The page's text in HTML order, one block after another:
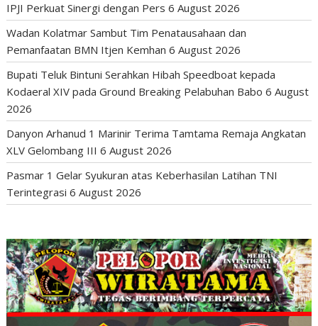
IPJI Perkuat Sinergi dengan Pers 6 August 2026
Wadan Kolatmar Sambut Tim Penatausahaan dan
Pemanfaatan BMN Itjen Kemhan 6 August 2026
Bupati Teluk Bintuni Serahkan Hibah Speedboat kepada
Kodaeral XIV pada Ground Breaking Pelabuhan Babo 6 August
2026
Danyon Arhanud 1 Marinir Terima Tamtama Remaja Angkatan
XLV Gelombang III 6 August 2026
Pasmar 1 Gelar Syukuran atas Keberhasilan Latihan TNI
Terintegrasi 6 August 2026